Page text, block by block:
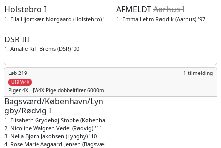
Holstebro I
1. Ella Hjortkær Nørgaard (Holstebro) '07
AFMELDTAarhus I
1. Emma Lehm Røddik (Aarhus) '97
DSR III
1. Amalie Riff Brems (DSR) '00
Løb 219 1 tilmelding
U19 W4X
Piger 4X - JW4X Pige dobbeltfirer 6000m
Bagsværd/København/Lyn
gby/Rødvig I
1. Elisabeth Grydehøj Stobbe (København) '10
2. Nicoline Walgren Vedel (Rødvig) '11
3. Nella Bjørn Jakobsen (Lyngby) '10
4. Rose Marie Aagaard-Jensen (Bagsværd) '10